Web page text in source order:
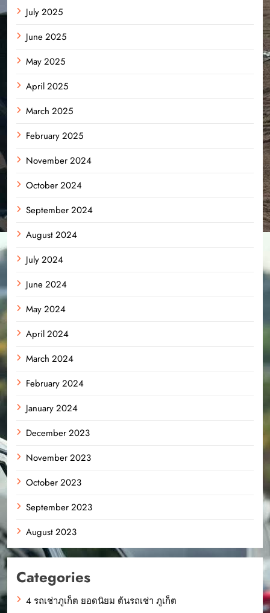
July 2025
June 2025
May 2025
April 2025
March 2025
February 2025
November 2024
October 2024
September 2024
August 2024
July 2024
June 2024
May 2024
April 2024
March 2024
February 2024
January 2024
December 2023
November 2023
October 2023
September 2023
August 2023
Categories
4 รถเช่าภูเก็ต ยอดนิยม ต้นรถเช่า ภูเก็ต